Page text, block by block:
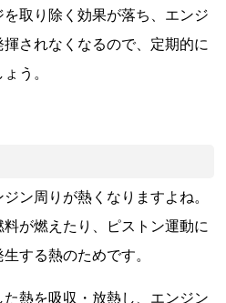
取り除く効果が落ち、エンジ
されなくなるので、定期的に
う。
ン周りが熱くなりますよね。
が燃えたり、ピストン運動に
する熱のためです。
熱を吸収・放熱し、エンジン